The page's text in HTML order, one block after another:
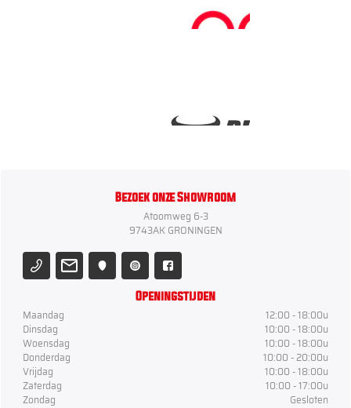
Bezoek onze Showroom
Atoomweg 6-3
9743AK GRONINGEN
Openingstijden
Maandag
12:00 - 18:00u
Dinsdag
10:00 - 18:00u
Woensdag
10:00 - 18:00u
Donderdag
10:00 - 20:00u
Vrijdag
10:00 - 18:00u
Zaterdag
10:00 - 17:00u
Zondag
Gesloten